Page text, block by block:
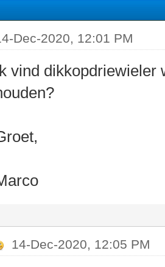
Dec-2020, 12:01 PM
vind dikkopdriewieler
14-Dec-2020, 12:05 PM